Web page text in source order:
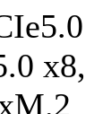
x8,